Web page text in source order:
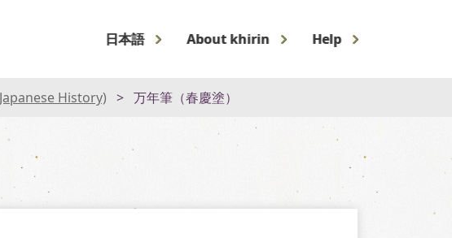
日本語 About khirin Help
History) 万年筆（春慶塗）